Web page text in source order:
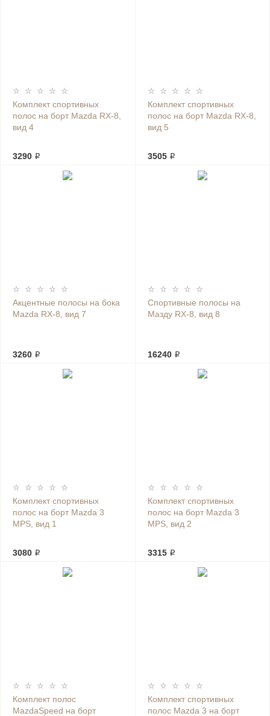
Комплект спортивных
полос на борт Mazda RX-8,
вид 4
3290 ₽
Комплект спортивных
полос на борт Mazda RX-8,
вид 5
3505 ₽
Акцентные полосы на бока
Mazda RX-8, вид 7
3260 ₽
Спортивные полосы на
Мазду RX-8, вид 8
16240 ₽
Комплект спортивных
полос на борт Mazda 3
MPS, вид 1
3080 ₽
Комплект спортивных
полос на борт Mazda 3
MPS, вид 2
3315 ₽
Комплект полос
MazdaSpeed на борт
Комплект спортивных
полос Mazda 3 на борт